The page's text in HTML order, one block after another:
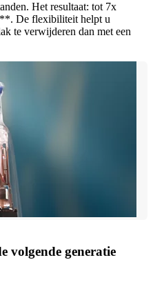
Het resultaat: tot 7x
De flexibiliteit helpt u
te verwijderen dan met een
volgende generatie